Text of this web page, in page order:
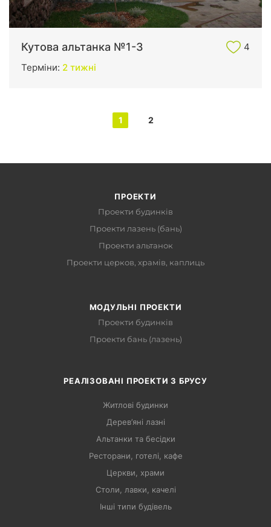
Кутова альтанка №1-3
4
Терміни: 2 тижні
1 2
ПРОЕКТИ
Проекти будинків
Проекти лазень (бань)
Проекти альтанок
Проекти церков, храмів, каплиць
МОДУЛЬНІ ПРОЕКТИ
Проекти будинків
Проекти бань (лазень)
РЕАЛІЗОВАНІ ПРОЕКТИ З БРУСУ
Житлові будинки
Дерев’яні лазні
Альтанки та бесідки
Ресторани, готелі, кафе
Церкви, храми
Столи, лавки, качелі
Інші типи будівель